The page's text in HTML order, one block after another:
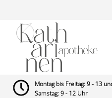
springen
Montag bis Freitag: 9 - 13
Samstag: 9 - 12 Uhr